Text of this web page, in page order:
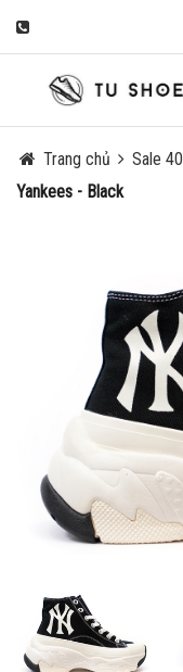
Trang chủ Sale
Yankees - Black